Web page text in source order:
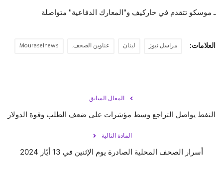
ـ موسكو تتقدم في خاركيف و"المعارك الدفاعية" متواصلة
العلامات: مراسل نيوز لبنان عناوين الصحف. Mouraselnews
المقال السابق
النفط يواصل التراجع وسط مؤشرات على ضعف الطلب وقوة الدولار
المادة التالية
أسرار الصحف المحلية الصادرة يوم الإثنين في 13 أيّار 2024